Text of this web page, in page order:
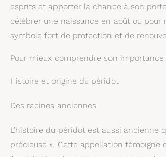
esprits et apporter la chance à son
célébrer une naissance en août ou
symbole fort de protection et de
Pour mieux comprendre son
Histoire et origine du péridot
Des racines anciennes
L’histoire du péridot est aussi ancienne
précieuse ». Cette appellation témoigne